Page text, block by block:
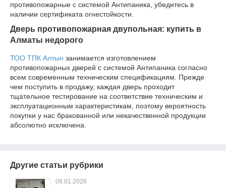
противопожарные с системой Антипаника, убедитесь в
наличии сертификата огнестойкости.
Дверь противопожарная двупольная: купить в
Алматы недорого
ТОО ТПК Алтын занимается изготовлением
противопожарных дверей с системой Антипаника согласно
всем современным техническим спецификациям. Прежде
чем поступить в продажу, каждая дверь проходит
тщательное тестирование на соответствие техническим и
эксплуатационным характеристикам, поэтому вероятность
покупки у нас бракованной или некачественной продукции
абсолютно исключена.
Другие статьи рубрики
09.01.2026